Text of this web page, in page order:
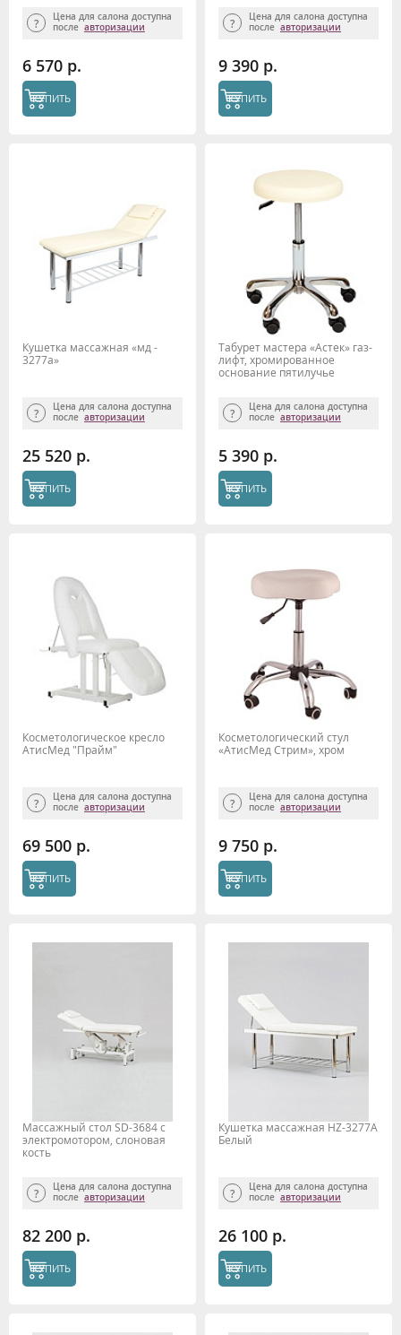
Цена для салона доступна
после авторизации
6 570 р.
КУПИТЬ
Цена для салона доступна
после авторизации
9 390 р.
КУПИТЬ
Кушетка массажная «мд -
3277а»
Цена для салона доступна
после авторизации
25 520 р.
КУПИТЬ
Табурет мастера «Астек» газ-
лифт, хромированное
основание пятилучье
Цена для салона доступна
после авторизации
5 390 р.
КУПИТЬ
Косметологическое кресло
АтисМед "Прайм"
Цена для салона доступна
после авторизации
69 500 р.
КУПИТЬ
Косметологический стул
«АтисМед Стрим», хром
Цена для салона доступна
после авторизации
9 750 р.
КУПИТЬ
Массажный стол SD-3684 с
электромотором, слоновая
кость
Цена для салона доступна
после авторизации
82 200 р.
КУПИТЬ
Кушетка массажная HZ-3277A
Белый
Цена для салона доступна
после авторизации
26 100 р.
КУПИТЬ